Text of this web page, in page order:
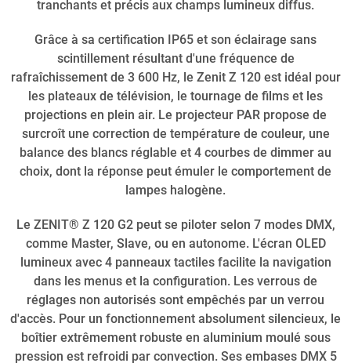
tranchants et précis aux champs lumineux diffus.
Grâce à sa certification IP65 et son éclairage sans
scintillement résultant d'une fréquence de
rafraîchissement de 3 600 Hz, le Zenit Z 120 est idéal pour
les plateaux de télévision, le tournage de films et les
projections en plein air. Le projecteur PAR propose de
surcroît une correction de température de couleur, une
balance des blancs réglable et 4 courbes de dimmer au
choix, dont la réponse peut émuler le comportement de
lampes halogène.
Le ZENIT® Z 120 G2 peut se piloter selon 7 modes DMX,
comme Master, Slave, ou en autonome. L'écran OLED
lumineux avec 4 panneaux tactiles facilite la navigation
dans les menus et la configuration. Les verrous de
réglages non autorisés sont empêchés par un verrou
d'accès. Pour un fonctionnement absolument silencieux, le
boîtier extrêmement robuste en aluminium moulé sous
pression est refroidi par convection. Ses embases DMX 5